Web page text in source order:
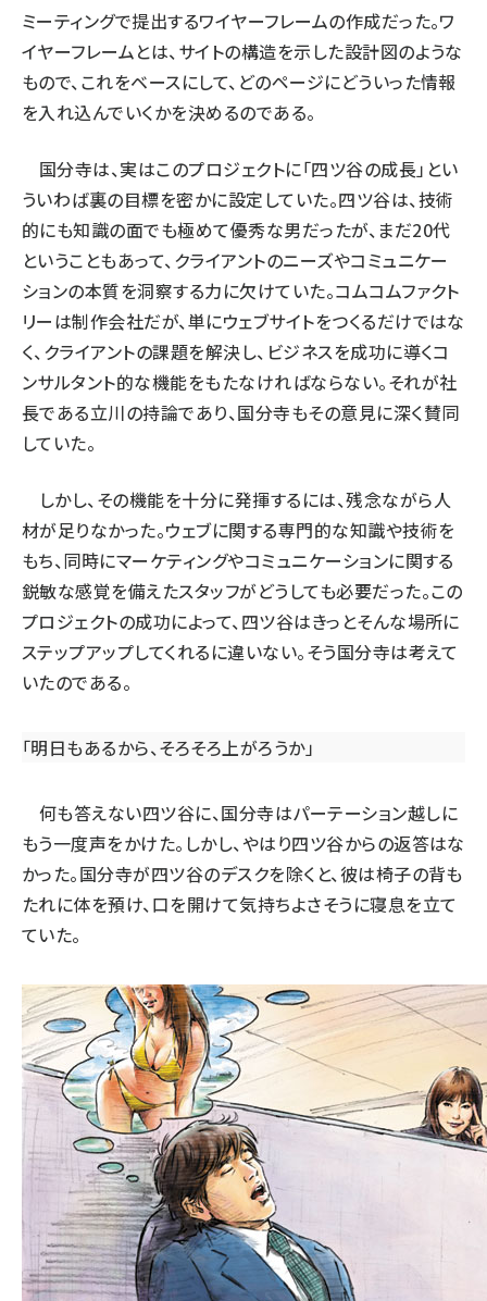
ミーティングで提出するワイヤーフレームの作成だった。ワ
イヤーフレームとは、サイトの構造を示した設計図のような
もので、これをベースにして、どのページにどういった情報
を入れ込んでいくかを決めるのである。
国分寺は、実はこのプロジェクトに「四ツ谷の成長」とい
ういわば裏の目標を密かに設定していた。四ツ谷は、技術
的にも知識の面でも極めて優秀な男だったが、まだ20代
ということもあって、クライアントのニーズやコミュニケー
ションの本質を洞察する力に欠けていた。コムコムファクト
リーは制作会社だが、単にウェブサイトをつくるだけではな
く、クライアントの課題を解決し、ビジネスを成功に導くコ
ンサルタント的な機能をもたなければならない。それが社
長である立川の持論であり、国分寺もその意見に深く賛同
していた。
しかし、その機能を十分に発揮するには、残念ながら人
材が足りなかった。ウェブに関する専門的な知識や技術を
もち、同時にマーケティングやコミュニケーションに関する
鋭敏な感覚を備えたスタッフがどうしても必要だった。この
プロジェクトの成功によって、四ツ谷はきっとそんな場所に
ステップアップしてくれるに違いない。そう国分寺は考えて
いたのである。
「明日もあるから、そろそろ上がろうか」
何も答えない四ツ谷に、国分寺はパーテーション越しに
もう一度声をかけた。しかし、やはり四ツ谷からの返答はな
かった。国分寺が四ツ谷のデスクを除くと、彼は椅子の背も
たれに体を預け、口を開けて気持ちよさそうに寝息を立て
ていた。